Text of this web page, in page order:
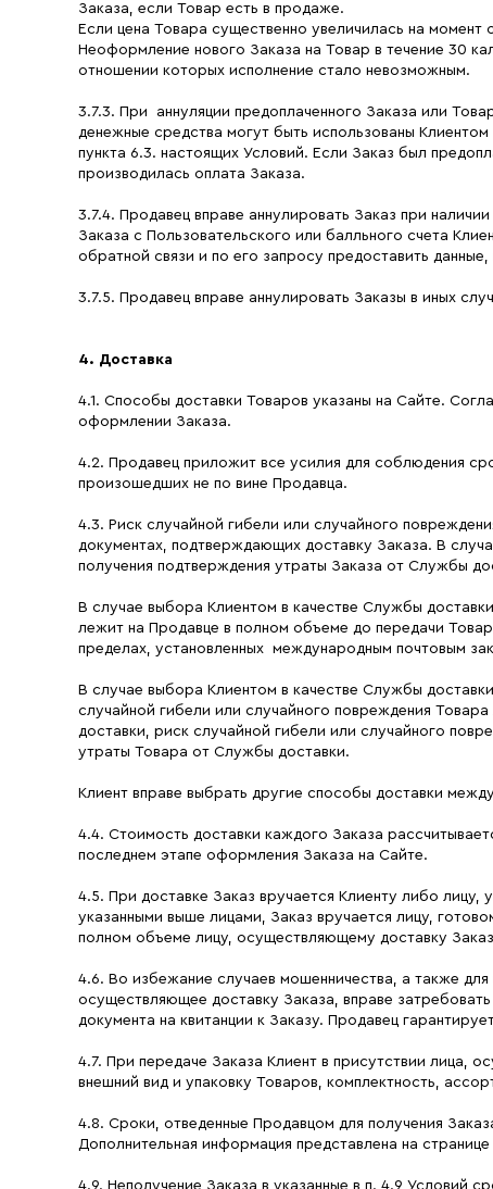
Заказа, если Товар есть в продаже.
Если цена Товара существенно увеличилась на
Неоформление нового Заказа на Товар в течение 30
отношении которых исполнение стало невозможным.
3.7.3. При аннуляции предоплаченного Заказа или
денежные средства могут быть использованы
пункта 6.3. настоящих Условий. Если Заказ был
производилась оплата Заказа.
3.7.4. Продавец вправе аннулировать Заказ при
Заказа с Пользовательского или балльного счета
обратной связи и по его запросу предоставить
3.7.5. Продавец вправе аннулировать Заказы в иных
4. Доставка
4.1. Способы доставки Товаров указаны на Сайте.
оформлении Заказа.
4.2. Продавец приложит все усилия для соблюдения
произошедших не по вине Продавца.
4.3. Риск случайной гибели или случайного
документах, подтверждающих доставку Заказа. В
получения подтверждения утраты Заказа от Службы
В случае выбора Клиентом в качестве Службы
лежит на Продавце в полном объеме до передачи
пределах, установленных международным почтовым
В случае выбора Клиентом в качестве Службы
случайной гибели или случайного повреждения
доставки, риск случайной гибели или случайного
утраты Товара от Службы доставки.
Клиент вправе выбрать другие способы доставки
4.4. Стоимость доставки каждого Заказа
последнем этапе оформления Заказа на Сайте.
4.5. При доставке Заказ вручается Клиенту либо
указанными выше лицами, Заказ вручается лицу,
полном объеме лицу, осуществляющему доставку
4.6. Во избежание случаев мошенничества, а также для
осуществляющее доставку Заказа, вправе
документа на квитанции к Заказу. Продавец
4.7. При передаче Заказа Клиент в присутствии лица,
внешний вид и упаковку Товаров, комплектность,
4.8. Сроки, отведенные Продавцом для получения
Дополнительная информация представлена на
4.9. Неполучение Заказа в указанные в п. 4.9 Условий